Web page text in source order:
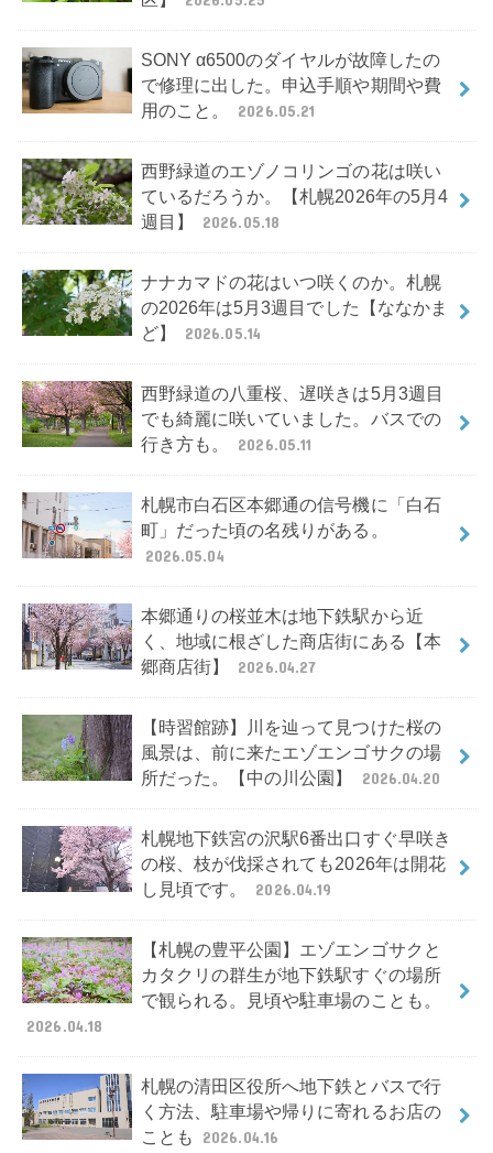
SONY α6500のダイヤルが故障したの
で修理に出した。申込手順や期間や費
用のこと。
2026.05.21
西野緑道のエゾノコリンゴの花は咲い
ているだろうか。【札幌2026年の5月4
週目】
2026.05.18
ナナカマドの花はいつ咲くのか。札幌
の2026年は5月3週目でした【ななかま
ど】
2026.05.14
西野緑道の八重桜、遅咲きは5月3週目
でも綺麗に咲いていました。バスでの
行き方も。
2026.05.11
札幌市白石区本郷通の信号機に「白石
町」だった頃の名残りがある。
2026.05.04
本郷通りの桜並木は地下鉄駅から近
く、地域に根ざした商店街にある【本
郷商店街】
2026.04.27
【時習館跡】川を辿って見つけた桜の
風景は、前に来たエゾエンゴサクの場
所だった。【中の川公園】
2026.04.20
札幌地下鉄宮の沢駅6番出口すぐ早咲き
の桜、枝が伐採されても2026年は開花
し見頃です。
2026.04.19
【札幌の豊平公園】エゾエンゴサクと
カタクリの群生が地下鉄駅すぐの場所
で観られる。見頃や駐車場のことも。
2026.04.18
札幌の清田区役所へ地下鉄とバスで行
く方法、駐車場や帰りに寄れるお店の
ことも
2026.04.16